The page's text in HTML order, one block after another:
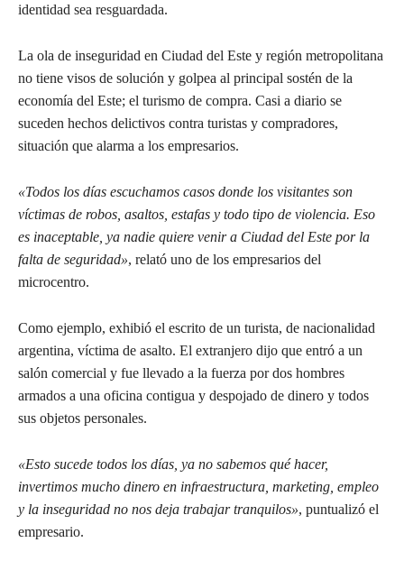
identidad sea resguardada.
La ola de inseguridad en Ciudad del Este y región metropolitana
no tiene visos de solución y golpea al principal sostén de la
economía del Este; el turismo de compra. Casi a diario se
suceden hechos delictivos contra turistas y compradores,
situación que alarma a los empresarios.
«Todos los días escuchamos casos donde los visitantes son
víctimas de robos, asaltos, estafas y todo tipo de violencia. Eso
es inaceptable, ya nadie quiere venir a Ciudad del Este por la
falta de seguridad», relató uno de los empresarios del
microcentro.
Como ejemplo, exhibió el escrito de un turista, de nacionalidad
argentina, víctima de asalto. El extranjero dijo que entró a un
salón comercial y fue llevado a la fuerza por dos hombres
armados a una oficina contigua y despojado de dinero y todos
sus objetos personales.
«Esto sucede todos los días, ya no sabemos qué hacer,
invertimos mucho dinero en infraestructura, marketing, empleo
y la inseguridad no nos deja trabajar tranquilos», puntualizó el
empresario.